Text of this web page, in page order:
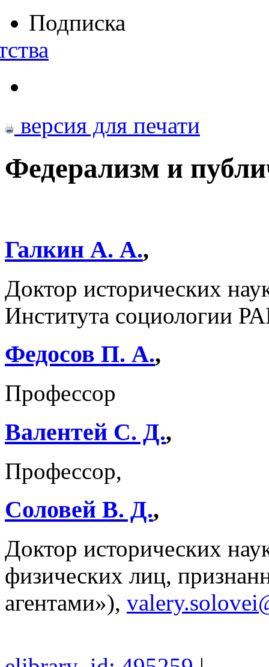
Подписка
версия для печати
Федерализм и
Галкин А. А.,
Доктор исторических
Института социологии
Федосов П. А.,
Профессор
Валентей С. Д.,
Профессор,
Соловей В. Д.,
Доктор исторических
физических лиц,
агентами»),